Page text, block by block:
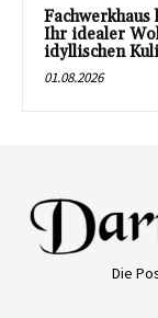
Fachwerkhaus
Ihr idealer
idyllischen
01.08.2026
Die